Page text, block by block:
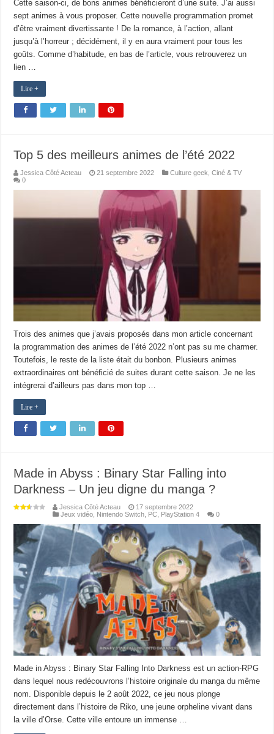
Cette saison-ci, de bons animes bénéficieront d’une suite. J’ai aussi
sept animes à vous proposer. Cette nouvelle programmation promet
d’être vraiment divertissante ! De la romance, à l’action, allant
jusqu’à l’horreur ; décidément, il y en aura vraiment pour tous les
goûts. Comme d’habitude, en bas de l’article, vous retrouverez un
lien …
Lire +
Top 5 des meilleurs animes de l’été 2022
Jessica Côté Acteau 21 septembre 2022 Culture geek ,Ciné & TV
0
Trois des animes que j’avais proposés dans mon article concernant
la programmation des animes de l’été 2022 n’ont pas su me charmer.
Toutefois, le reste de la liste était du bonbon. Plusieurs animes
extraordinaires ont bénéficié de suites durant cette saison. Je ne les
intégrerai d’ailleurs pas dans mon top …
Lire +
Made in Abyss : Binary Star Falling into
Darkness – Un jeu digne du manga ?
Jessica Côté Acteau
17 septembre 2022
Jeux vidéo Nintendo Switch PC PlayStation 4 0
Made in Abyss : Binary Star Falling Into Darkness est un action-RPG
dans lequel nous redécouvrons l’histoire originale du manga du même
nom. Disponible depuis le 2 août 2022, ce jeu nous plonge
directement dans l’histoire de Riko, une jeune orpheline vivant dans
la ville d’Orse. Cette ville entoure un immense …